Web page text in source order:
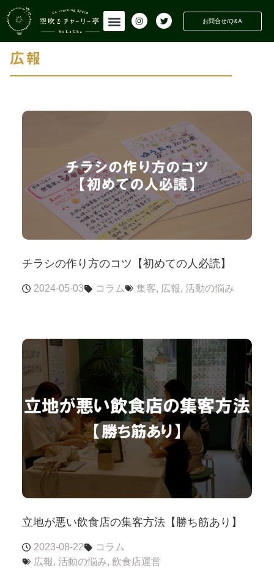
お問合せ/Q&A
INFORMATION 活動情報
広報
チラシの作り方のコツ【初めての人必読】
2024-05-03 コラム 集客, 広報, 活動の悩み
立地が悪い飲食店の集客方法【勝ち筋あり】
2023-08-22
コラム
広報, 活動の悩み, 飲食店運営